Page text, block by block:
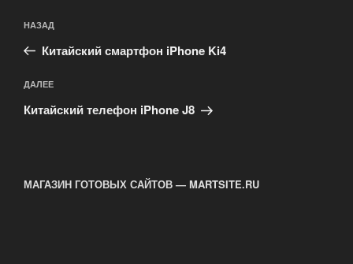
по
записям
Предыдущая
запись:
НАЗАД
Китайский смартфон iPhone Ki4
Следующая
запись
ДАЛЕЕ
Китайский телефон iPhone J8
МАГАЗИН ГОТОВЫХ САЙТОВ — MARTSITE.RU